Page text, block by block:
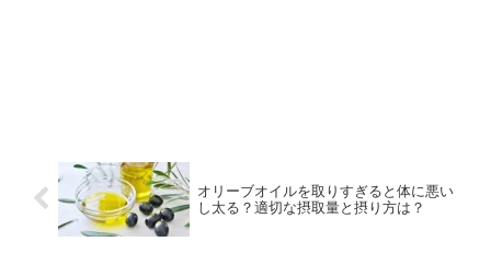
オリーブオイルを取りすぎると体に悪い
し太る？適切な摂取量と摂り方は？